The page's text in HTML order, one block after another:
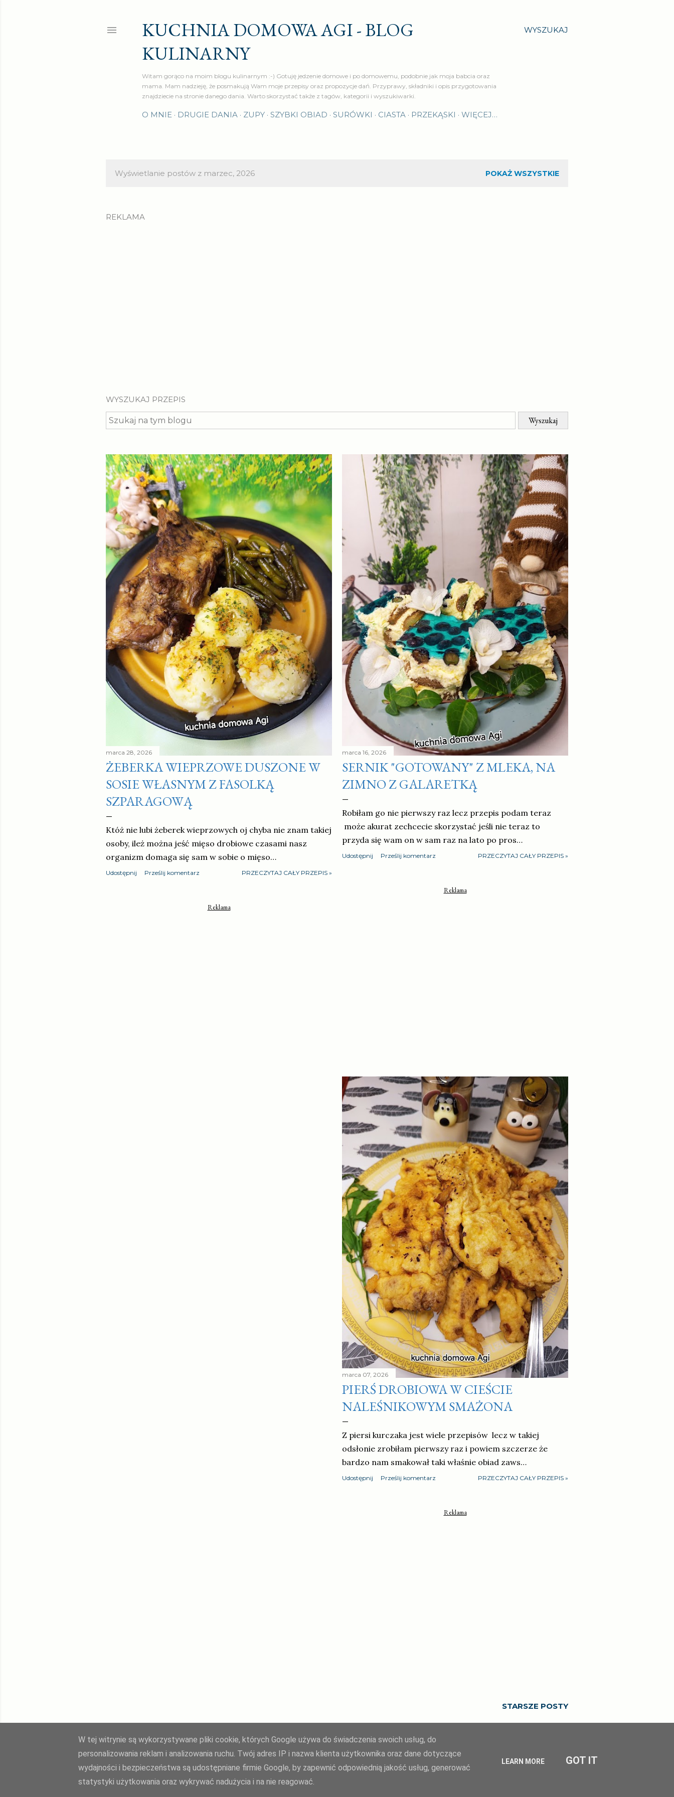
WYSZUKAJ
KUCHNIA DOMOWA AGI - BLOG
KULINARNY
Witam gorąco na moim blogu kulinarnym :-) Gotuję jedzenie domowe i po domowemu, podobnie jak moja babcia oraz
mama. Mam nadzieję, że posmakują Wam moje przepisy oraz propozycje dań. Przyprawy, składniki i opis przygotowania
znajdziecie na stronie danego dania. Warto skorzystać także z tagów, kategorii i wyszukiwarki.
O MNIE DRUGIE DANIA ZUPY SZYBKI OBIAD SURÓWKI CIASTA PRZEKĄSKI WIĘCEJ…
s
Wyświetlanie postów z marzec, 2026 POKAŻ WSZYSTKIE
REKLAMA
WYSZUKAJ PRZEPIS
marca 28, 2026
ŻEBERKA WIEPRZOWE DUSZONE W
SOSIE WŁASNYM Z FASOLKĄ
SZPARAGOWĄ
Któż nie lubi żeberek wieprzowych oj chyba nie znam takiej
osoby, ileż można jeść mięso drobiowe czasami nasz
organizm domaga się sam w sobie o mięso…
Udostępnij Prześlij komentarz PRZECZYTAJ CAŁY PRZEPIS »
marca 16, 2026
SERNIK "GOTOWANY" Z MLEKA, NA
ZIMNO Z GALARETKĄ
Robiłam go nie pierwszy raz lecz przepis podam teraz
może akurat zechcecie skorzystać jeśli nie teraz to
przyda się wam on w sam raz na lato po pros…
Udostępnij Prześlij komentarz PRZECZYTAJ CAŁY PRZEPIS »
marca 07, 2026
PIERŚ DROBIOWA W CIEŚCIE
NALEŚNIKOWYM SMAŻONA
Z piersi kurczaka jest wiele przepisów lecz w takiej
odsłonie zrobiłam pierwszy raz i powiem szczerze że
bardzo nam smakował taki właśnie obiad zaws…
Udostępnij Prześlij komentarz PRZECZYTAJ CAŁY PRZEPIS »
STARSZE POSTY
Agnieszka Żuk - Swojskie jedzonko, domowa kuchnia Agi
polityka prywatności| opiekun bloga:weblove.pl
W tej witrynie są wykorzystywane pliki cookie, których Google używa do świadczenia swoich usług, do
personalizowania reklam i analizowania ruchu. Twój adres IP i nazwa klienta użytkownika oraz dane dotyczące
wydajności i bezpieczeństwa są udostępniane firmie Google, by zapewnić odpowiednią jakość usług, generować
statystyki użytkowania oraz wykrywać nadużycia i na nie reagować.
LEARN MORE GOT IT